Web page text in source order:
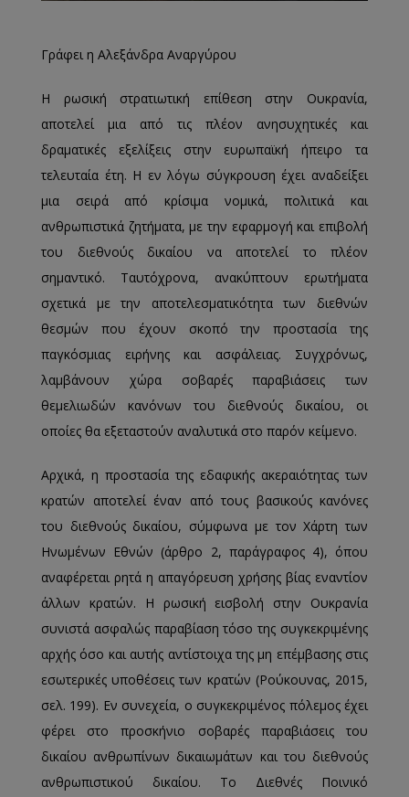
Γράφει η Αλεξάνδρα Αναργύρου
Η ρωσική στρατιωτική επίθεση στην Ουκρανία,
αποτελεί μια από τις πλέον ανησυχητικές και
δραματικές εξελίξεις στην ευρωπαϊκή ήπειρο τα
τελευταία έτη. Η εν λόγω σύγκρουση έχει αναδείξει
μια σειρά από κρίσιμα νομικά, πολιτικά και
ανθρωπιστικά ζητήματα, με την εφαρμογή και επιβολή
του διεθνούς δικαίου να αποτελεί το πλέον
σημαντικό. Ταυτόχρονα, ανακύπτουν ερωτήματα
σχετικά με την αποτελεσματικότητα των διεθνών
θεσμών που έχουν σκοπό την προστασία της
παγκόσμιας ειρήνης και ασφάλειας. Συγχρόνως,
λαμβάνουν χώρα σοβαρές παραβιάσεις των
θεμελιωδών κανόνων του διεθνούς δικαίου, οι
οποίες θα εξεταστούν αναλυτικά στο παρόν κείμενο.
Αρχικά, η προστασία της εδαφικής ακεραιότητας των
κρατών αποτελεί έναν από τους βασικούς κανόνες
του διεθνούς δικαίου, σύμφωνα με τον Χάρτη των
Ηνωμένων Εθνών (άρθρο 2, παράγραφος 4), όπου
αναφέρεται ρητά η απαγόρευση χρήσης βίας εναντίον
άλλων κρατών. Η ρωσική εισβολή στην Ουκρανία
συνιστά ασφαλώς παραβίαση τόσο της συγκεκριμένης
αρχής όσο και αυτής αντίστοιχα της μη επέμβασης στις
εσωτερικές υποθέσεις των κρατών (Ρούκουνας, 2015,
σελ. 199). Εν συνεχεία, ο συγκεκριμένος πόλεμος έχει
φέρει στο προσκήνιο σοβαρές παραβιάσεις του
δικαίου ανθρωπίνων δικαιωμάτων και του διεθνούς
ανθρωπιστικού δικαίου. Το Διεθνές Ποινικό